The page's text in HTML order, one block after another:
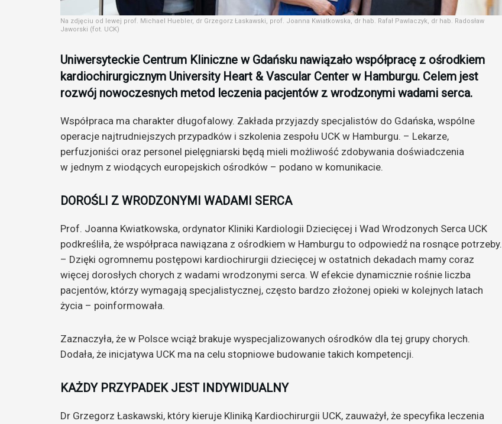
Na zdjęciu od lewej prof. Michael Huebler, dr Grzegorz Łaskawski, prof. Joanna Kwiatkowska, dr hab. Rafał Pawlaczyk, dr hab. Radosław
Jaworski (fot. UCK)
Uniwersyteckie Centrum Kliniczne w Gdańsku nawiązało współpracę z ośrodkiem
kardiochirurgicznym University Heart & Vascular Center w Hamburgu. Celem jest
rozwój nowoczesnych metod leczenia pacjentów z wrodzonymi wadami serca.
Współpraca ma charakter długofalowy. Zakłada przyjazdy specjalistów do Gdańska, wspólne
operacje najtrudniejszych przypadków i szkolenia zespołu UCK w Hamburgu. – Lekarze,
perfuzjoniści oraz personel pielęgniarski będą mieli możliwość zdobywania doświadczenia
w jednym z wiodących europejskich ośrodków – podano w komunikacie.
DOROŚLI Z WRODZONYMI WADAMI SERCA
Prof. Joanna Kwiatkowska, ordynator Kliniki Kardiologii Dziecięcej i Wad Wrodzonych Serca UCK
podkreśliła, że współpraca nawiązana z ośrodkiem w Hamburgu to odpowiedź na rosnące potrzeby.
– Dzięki ogromnemu postępowi kardiochirurgii dziecięcej w ostatnich dekadach mamy coraz
więcej dorosłych chorych z wadami wrodzonymi serca. W efekcie dynamicznie rośnie liczba
pacjentów, którzy wymagają specjalistycznej, często bardzo złożonej opieki w kolejnych latach
życia – poinformowała.
Zaznaczyła, że w Polsce wciąż brakuje wyspecjalizowanych ośrodków dla tej grupy chorych.
Dodała, że inicjatywa UCK ma na celu stopniowe budowanie takich kompetencji.
KAŻDY PRZYPADEK JEST INDYWIDUALNY
Dr Grzegorz Łaskawski, który kieruje Kliniką Kardiochirurgii UCK, zauważył, że specyfika leczenia